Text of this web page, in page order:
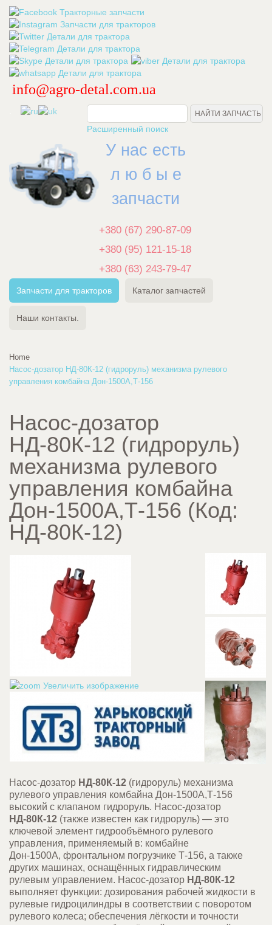
info@agro-detal.com.ua
Расширенный поиск
У нас есть
л ю б ы е
запчасти
+380 (67) 290-87-09
+380 (95) 121-15-18
+380 (63) 243-79-47
Запчасти для тракторов Каталог запчастей
Наши контакты.
Home
Насос-дозатор НД-80К-12 (гидроруль) механизма рулевого
управления комбайна Дон-1500А,Т-156
Насос-дозатор
НД-80К-12 (гидроруль)
механизма рулевого
управления комбайна
Дон-1500А,Т-156 (Код:
НД-80К-12)
Увеличить изображение
Насос-дозатор НД-80К-12 (гидроруль) механизма
рулевого управления комбайна Дон-1500А,Т-156
высокий с клапаном гидроруль. Насос-дозатор
НД-80К-12 (также известен как гидроруль) — это
ключевой элемент гидрообъёмного рулевого
управления, применяемый в: комбайне
Дон-1500А, фронтальном погрузчике Т-156, а также
других машинах, оснащённых гидравлическим
рулевым управлением. Насос-дозатор НД-80К-12
выполняет функции: дозирования рабочей жидкости в
рулевые гидроцилиндры в соответствии с поворотом
рулевого колеса; обеспечения лёгкости и точности